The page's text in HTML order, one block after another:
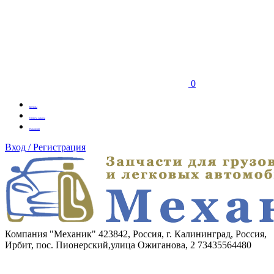
0
Бренды
Оплата заказа
Вакансии
Вход / Регистрация
Компания "Механик" 423842, Россия, г. Калининград, Россия,
Ирбит, пос. Пионерский,улица Ожиганова, 2 73435564480